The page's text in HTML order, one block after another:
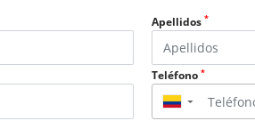
Apellidos *
Teléfono *
▼